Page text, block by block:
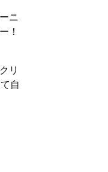
ニ
！
リ
自